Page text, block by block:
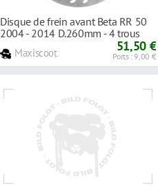
Disque de frein avant Beta RR 50
2004 - 2014 D.260mm - 4 trous
Maxiscoot 51,50 €
Ports : 9,00 €